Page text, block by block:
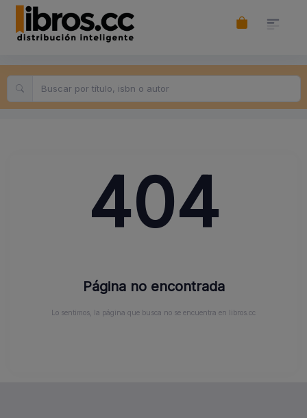
404
Página no encontrada
Lo sentimos, la página que busca no se encuentra en libros.cc